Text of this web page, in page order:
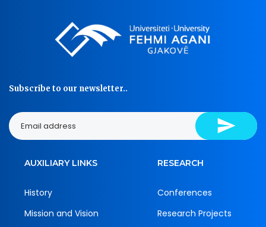
Subscribe to our newsletter..
AUXILIARY LINKS
History
Mission and Vision
RESEARCH
Conferences
Research Projects